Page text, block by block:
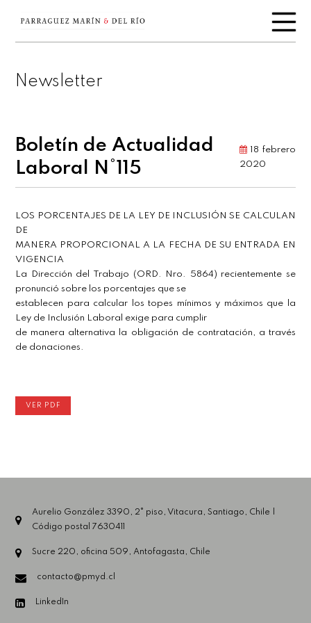
Newsletter
Boletín de Actualidad
Laboral N°115
18 febrero
2020
LOS PORCENTAJES DE LA LEY DE INCLUSIÓN SE CALCULAN
DE
MANERA PROPORCIONAL A LA FECHA DE SU ENTRADA EN
VIGENCIA
La Dirección del Trabajo (ORD. Nro. 5864) recientemente se
pronunció sobre los porcentajes que se
establecen para calcular los topes mínimos y máximos que la
Ley de Inclusión Laboral exige para cumplir
de manera alternativa la obligación de contratación, a través
de donaciones.
VER PDF
Aurelio González 3390, 2° piso, Vitacura, Santiago, Chile |
Código postal 7630411
Sucre 220, oficina 509, Antofagasta, Chile
contacto@pmyd.cl
LinkedIn